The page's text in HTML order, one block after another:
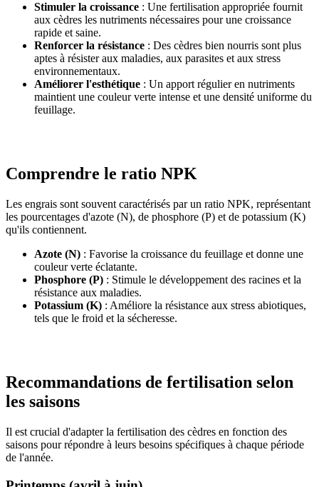
Stimuler la croissance : Une fertilisation appropriée fournit
aux cèdres les nutriments nécessaires pour une croissance
rapide et saine.
Renforcer la résistance : Des cèdres bien nourris sont plus
aptes à résister aux maladies, aux parasites et aux stress
environnementaux.
Améliorer l'esthétique : Un apport régulier en nutriments
maintient une couleur verte intense et une densité uniforme du
feuillage.
Comprendre le ratio NPK
Les engrais sont souvent caractérisés par un ratio NPK, représentant
les pourcentages d'azote (N), de phosphore (P) et de potassium (K)
qu'ils contiennent.
Azote (N) : Favorise la croissance du feuillage et donne une
couleur verte éclatante.
Phosphore (P) : Stimule le développement des racines et la
résistance aux maladies.
Potassium (K) : Améliore la résistance aux stress abiotiques,
tels que le froid et la sécheresse.
Recommandations de fertilisation selon
les saisons
Il est crucial d'adapter la fertilisation des cèdres en fonction des
saisons pour répondre à leurs besoins spécifiques à chaque période
de l'année.